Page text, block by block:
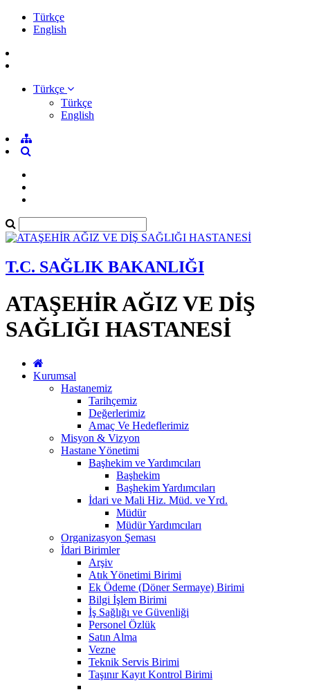
Türkçe
English
Türkçe
Türkçe
English
T.C. SAĞLIK BAKANLIĞI
ATAŞEHİR AĞIZ VE DİŞ
SAĞLIĞI HASTANESİ
Kurumsal
Hastanemiz
Tarihçemiz
Değerlerimiz
Amaç Ve Hedeflerimiz
Misyon & Vizyon
Hastane Yönetimi
Başhekim ve Yardımcıları
Başhekim
Başhekim Yardımcıları
İdari ve Mali Hiz. Müd. ve Yrd.
Müdür
Müdür Yardımcıları
Organizasyon Şeması
İdari Birimler
Arşiv
Atık Yönetimi Birimi
Ek Ödeme (Döner Sermaye) Birimi
Bilgi İşlem Birimi
İş Sağlığı ve Güvenliği
Personel Özlük
Satın Alma
Vezne
Teknik Servis Birimi
Taşınır Kayıt Kontrol Birimi